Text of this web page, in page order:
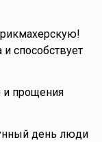
способствует
и прощения
день люди